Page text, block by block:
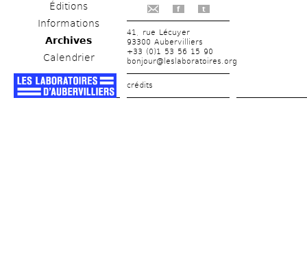
Éditions
Informations
Archives
Calendrier
f t
41, rue Lécuyer
93300 Aubervilliers
+33 (0)1 53 56 15 90
bonjour@leslaboratoires.org
crédits